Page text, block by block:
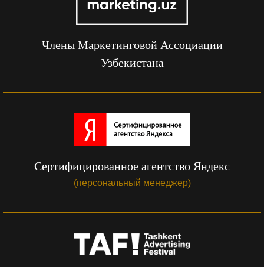
Члены Маркетинговой Ассоциации
Узбекистана
Сертифицированное агентство Яндекс
(персональный менеджер)